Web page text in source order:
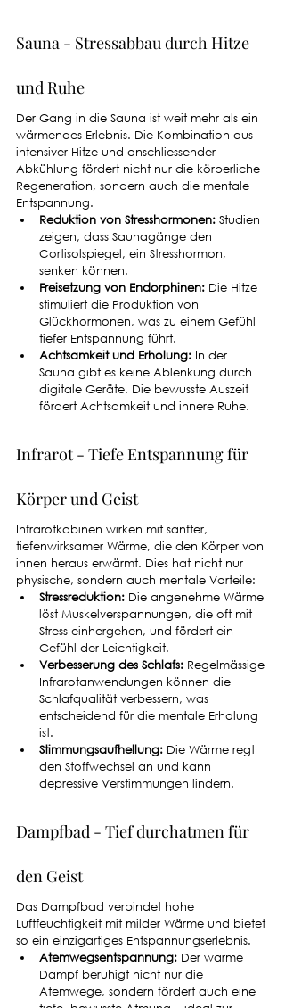
Sauna - Stressabbau durch Hitze
und Ruhe
Der Gang in die Sauna ist weit mehr als ein
wärmendes Erlebnis. Die Kombination aus
intensiver Hitze und anschliessender
Abkühlung fördert nicht nur die körperliche
Regeneration, sondern auch die mentale
Entspannung.
Reduktion von Stresshormonen: Studien
zeigen, dass Saunagänge den
Cortisolspiegel, ein Stresshormon,
senken können.
Freisetzung von Endorphinen: Die Hitze
stimuliert die Produktion von
Glückhormonen, was zu einem Gefühl
tiefer Entspannung führt.
Achtsamkeit und Erholung: In der
Sauna gibt es keine Ablenkung durch
digitale Geräte. Die bewusste Auszeit
fördert Achtsamkeit und innere Ruhe.
Infrarot - Tiefe Entspannung für
Körper und Geist
Infrarotkabinen wirken mit sanfter,
tiefenwirksamer Wärme, die den Körper von
innen heraus erwärmt. Dies hat nicht nur
physische, sondern auch mentale Vorteile:
Stressreduktion: Die angenehme Wärme
löst Muskelverspannungen, die oft mit
Stress einhergehen, und fördert ein
Gefühl der Leichtigkeit.
Verbesserung des Schlafs: Regelmässige
Infrarotanwendungen können die
Schlafqualität verbessern, was
entscheidend für die mentale Erholung
ist.
Stimmungsaufhellung: Die Wärme regt
den Stoffwechsel an und kann
depressive Verstimmungen lindern.
Dampfbad - Tief durchatmen für
den Geist
Das Dampfbad verbindet hohe
Luftfeuchtigkeit mit milder Wärme und bietet
so ein einzigartiges Entspannungserlebnis.
Atemwegsentspannung: Der warme
Dampf beruhigt nicht nur die
Atemwege, sondern fördert auch eine